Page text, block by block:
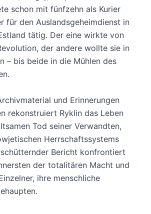
schon mit fünfzehn als Kurier
für den Auslandsgeheimdienst in
tätig. Der eine wirkte von
der andere wollte sie in
– bis beide in die Mühlen des
und Erinnerungen
rekonstruiert Ryklin das Leben
Tod seiner Verwandten,
Herrschaftssystems
Bericht konfrontiert
der totalitären Macht und
ihre menschliche